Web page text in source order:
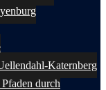
Katernberg
durch